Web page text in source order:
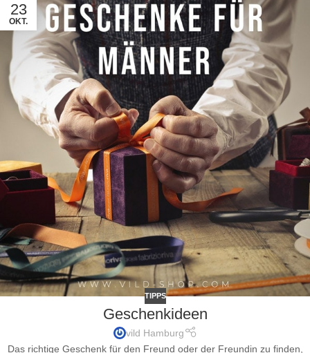
23
OKT.
TIPPS
Geschenkideen
vild Hamburg
Das richtige Geschenk für den Freund oder der Freundin zu finden,